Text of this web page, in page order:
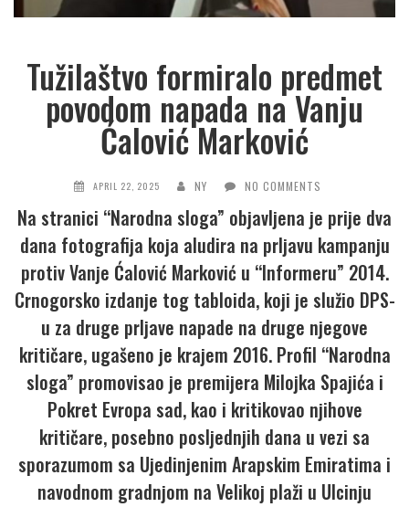
Tužilaštvo formiralo predmet
povodom napada na Vanju
Ćalović Marković
APRIL 22, 2025 NY NO COMMENTS
Na stranici “Narodna sloga” objavljena je prije dva
dana fotografija koja aludira na prljavu kampanju
protiv Vanje Ćalović Marković u “Informeru” 2014.
Crnogorsko izdanje tog tabloida, koji je služio DPS-
u za druge prljave napade na druge njegove
kritičare, ugašeno je krajem 2016. Profil “Narodna
sloga” promovisao je premijera Milojka Spajića i
Pokret Evropa sad, kao i kritikovao njihove
kritičare, posebno posljednjih dana u vezi sa
sporazumom sa Ujedinjenim Arapskim Emiratima i
navodnom gradnjom na Velikoj plaži u Ulcinju